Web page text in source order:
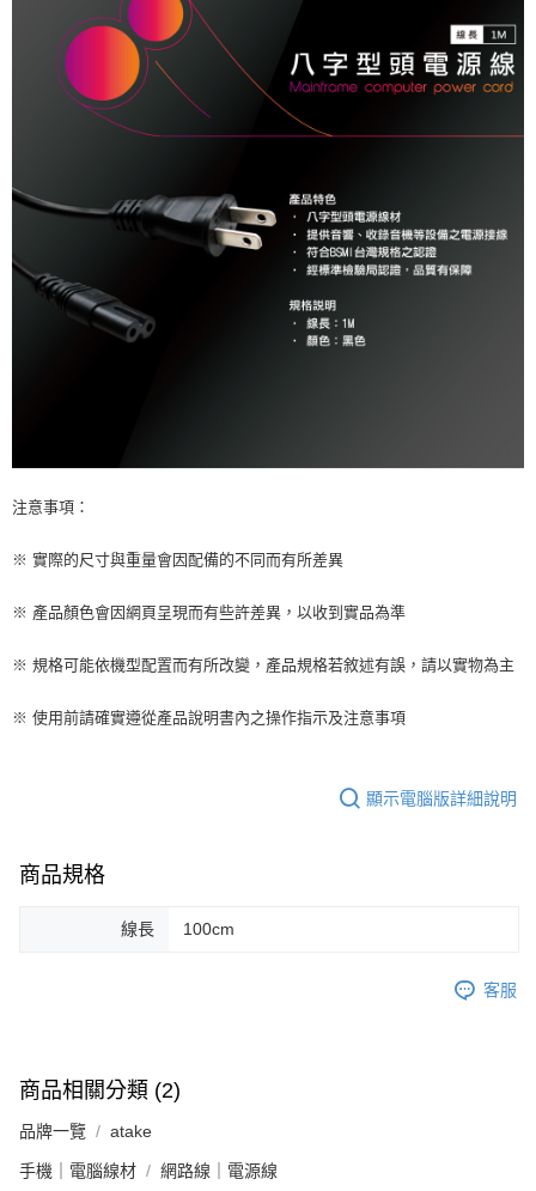
注意事項：
※ 實際的尺寸與重量會因配備的不同而有所差異
※ 產品顏色會因網頁呈現而有些許差異，以收到實品為準
※ 規格可能依機型配置而有所改變，產品規格若敘述有誤，請以實物為主
※ 使用前請確實遵從產品說明書內之操作指示及注意事項
顯示電腦版詳細說明
商品規格
線長 100cm
客服
商品相關分類 (2)
品牌一覽 atake
手機｜電腦線材 網路線｜電源線